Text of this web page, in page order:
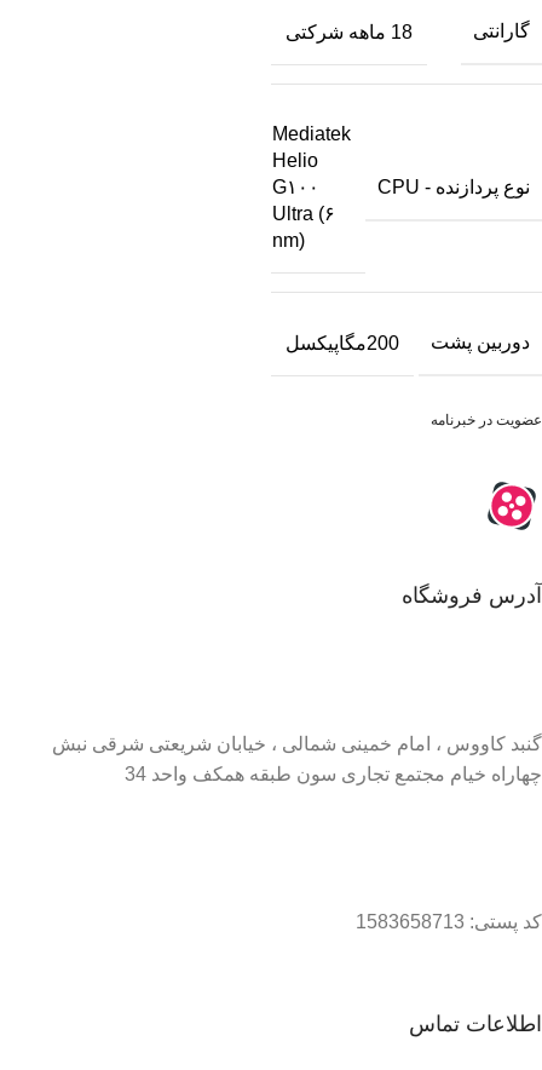
گارانتی 18 ماهه شرکتی
نوع پردازنده - CPU
Mediatek
Helio
G۱۰۰
Ultra (۶
nm)
دوربین پشت 200مگاپیکسل
عضویت در خبرنامه
آدرس فروشگاه
گنبد کاووس ، امام خمینی شمالی ، خیابان شریعتی شرقی نبش
چهاراه خیام مجتمع تجاری سون طبقه همکف واحد 34
کد پستی: 1583658713
اطلاعات تماس